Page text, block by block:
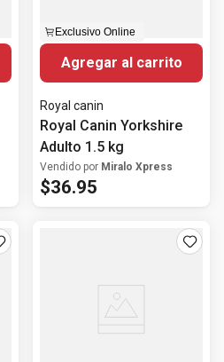
Exclusivo Online
Agregar al carrito
Royal canin
Royal Canin Yorkshire
Adulto 1.5 kg
Vendido por Miralo Xpress
$36.95